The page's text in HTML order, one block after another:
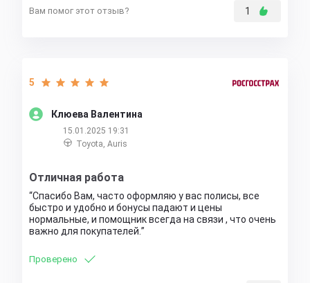
Вам помог этот отзыв? 1
Клюева Валентина
5
15.01.2025 19:31
Toyota, Auris
Отличная работа
Спасибо Вам, часто оформляю у вас полисы, все
быстро и удобно и бонусы падают и цены
нормальные, и помощник всегда на связи , что очень
важно для покупателей.
Проверено